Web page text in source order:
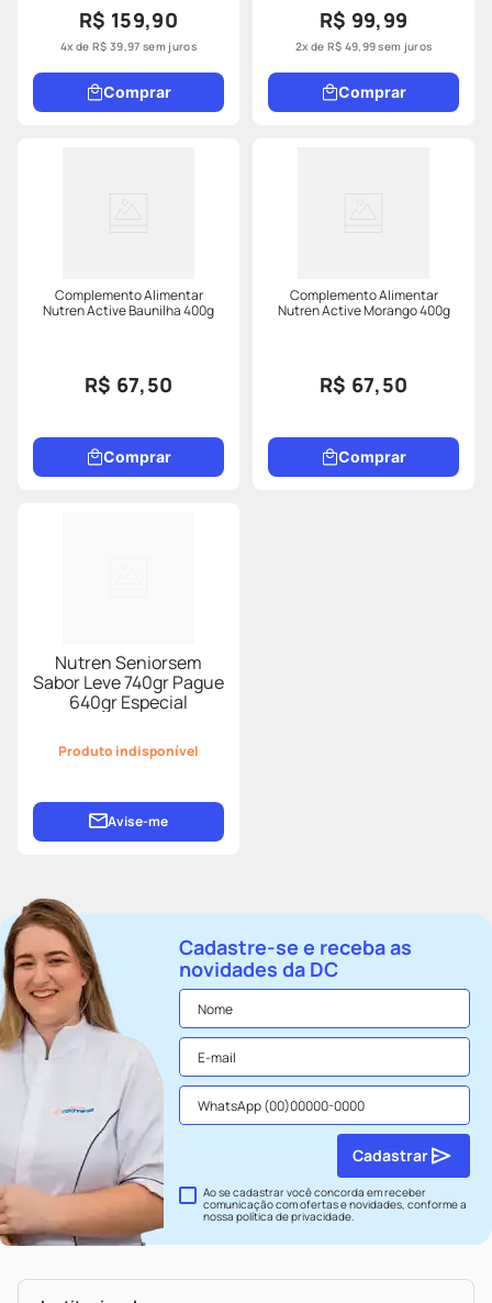
R$ 159,90
4x deR$ 39,97 sem juros
Comprar
R$ 99,99
2x de R$ 49,99sem juros
Comprar
Complemento Alimentar
Nutren Active Baunilha 400g
R$ 67,50
Comprar
Complemento Alimentar
Nutren Active Morango 400g
R$ 67,50
Comprar
Nutren Seniorsem
Sabor Leve 740gr Pague
640gr Especial
Produto indisponível
Avise-me
Cadastre-se e receba as
novidades da DC
Ao se cadastrar você concorda em receber
comunicação com ofertas e novidades, conforme a
nossapolítica de privacidade.
Cadastrar